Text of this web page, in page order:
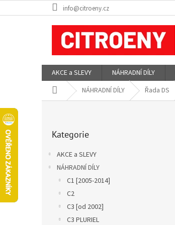
na
info@citroeny.cz
AKCE a SLEVY NÁHRADNÍ DÍLY
Domů NÁHRADNÍ DÍLY Řada DS
kategorie
Kategorie
AKCE a SLEVY
NÁHRADNÍ DÍLY
C1 [2005-2014]
C2
C3 [od 2002]
C3 PLURIEL